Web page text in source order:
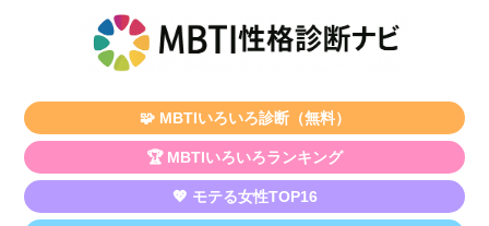
🧩 MBTIいろいろ診断（無料）
🏆 MBTIいろいろランキング
💖 モテる女性TOP16